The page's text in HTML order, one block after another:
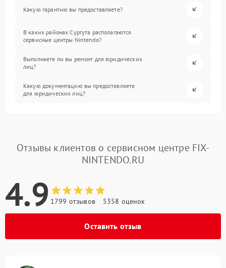
Какую гарантию вы предоставляете?
В каких районах Сургута располагаются
сервисные центры Nintendo?
Выполняете ли вы ремонт для юридических
лиц?
Какую документацию вы предоставляете
для юридических лиц?
Отзывы клиентов о сервисном центре FIX-
NINTENDO.RU
4.9 1799 отзывов 5358 оценок
Оставить отзыв